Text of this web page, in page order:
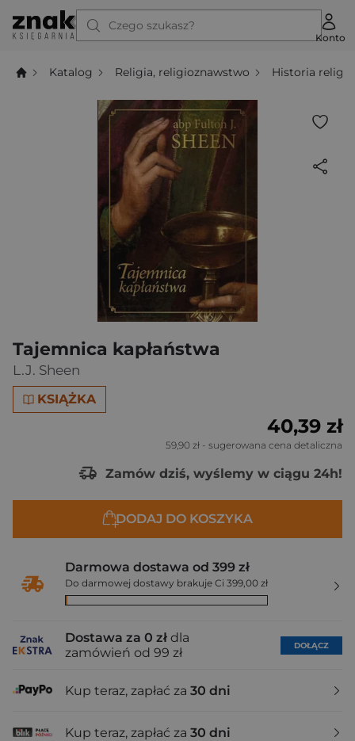
Czego szukasz?
Konto
Katalog Religia, religioznawstwo Historia religii
Tajemnica kapłaństwa
L.J. Sheen
KSIĄŻKA
40,39 zł
59,90 zł - sugerowana cena detaliczna
Zamów dziś, wyślemy w ciągu 24h!
DODAJ DO KOSZYKA
Darmowa dostawa od 399 zł
Do darmowej dostawy brakuje Ci 399,00 zł
Dostawa za 0 zł dla
zamówień od 99 zł
DOŁĄCZ
Kup teraz, zapłać za 30 dni
Kup teraz, zapłać za 30 dni